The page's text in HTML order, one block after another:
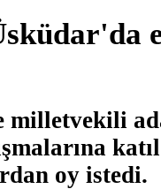
oy istedi.